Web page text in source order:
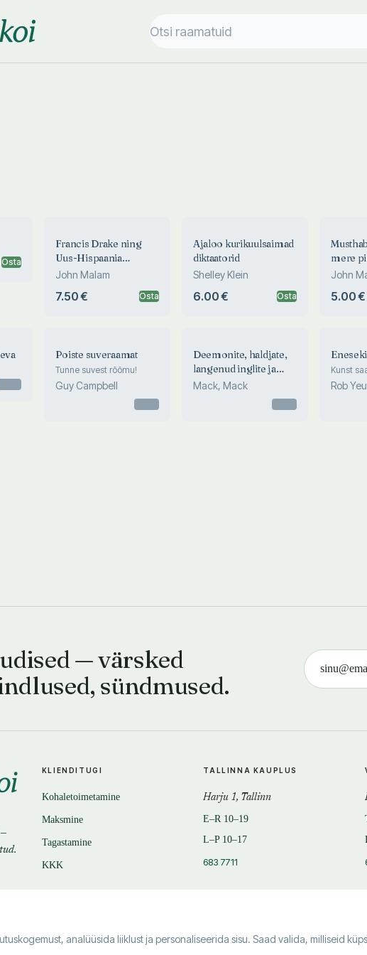
Osta
Francis Drake ning
Uus-Hispaania
mereröövlid
John Malam
7.50 € Osta
Ajaloo kurikuulsaimad
diktaatorid
Shelley Klein
6.00 € Osta
mere
John
5.00 €
Poiste suveraamat
Tunne suvest rõõmu!
Guy Campbell
Deemonite, haldjate,
langenud inglite ja
teiste hukutavate
vaimude välimääraja
Mack, Mack
Kunst
sa tahad
Rob
— värsked
sündmused.
KLIENDITUGI
Kohaletoimetamine
Maksmine
Tagastamine
KKK
TALLINNA KAUPLUS
Harju 1, Tallinn
E–R 10–19
L–P 10–17
683 7711
analüüsida liiklust ja personaliseerida sisu. Saad valida, milliseid